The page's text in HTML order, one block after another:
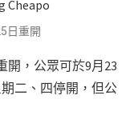
日重開
開，公眾可於9月23
二、四停開，但公